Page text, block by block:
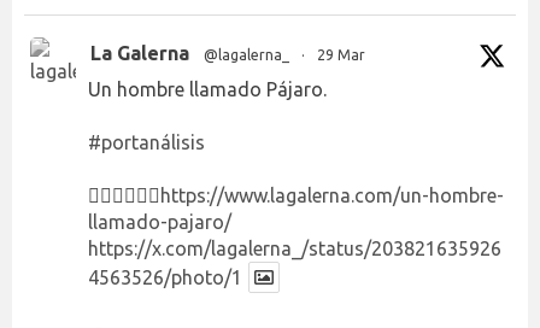
La Galerna @lagalerna_ · 29 Mar
Un hombre llamado Pájaro.
#portanálisis
👉🏻👉🏻👉🏻 https://www.lagalerna.com/un-hombre-
llamado-pajaro/
https://x.com/lagalerna_/status/203821635926
4563526/photo/1